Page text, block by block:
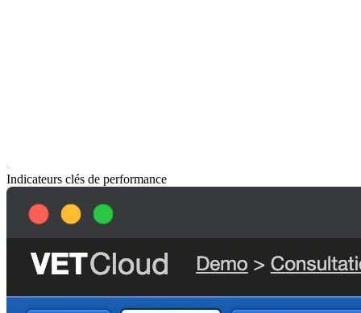
Indicateurs clés de performance